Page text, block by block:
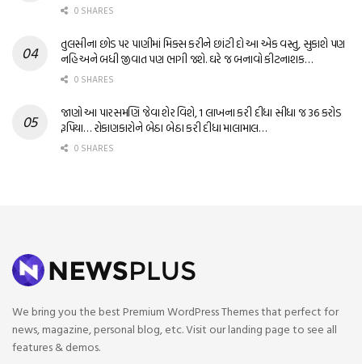
0 SHARES
તુલસીના છોડ પર પાણીમાં મિક્સ કરીને છાંટી દો આ એક વસ્તુ, સુકાશે પણ
નહિ અને બધી જીવાત પણ ભાગી જશે. ઘરે જ બનાવો કીટનાશક…
0 SHARES
જાણો આ પારસમણિ જેવા શેર વિશે, 1 લાખના કરી દીધા સીધા જ 36 કરોડ
રૂપિયા… રોકાણકારોને બેઠા બેઠા કરી દીધા માલામાલ…
0 SHARES
We bring you the best Premium WordPress Themes that perfect for
news, magazine, personal blog, etc. Visit our landing page to see all
features & demos.